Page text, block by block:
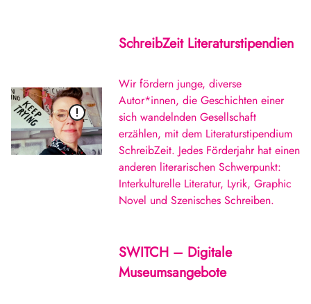
SchreibZeit Literaturstipendien
Wir fördern junge, diverse
Autor*innen, die Geschichten einer
sich wandelnden Gesellschaft
erzählen, mit dem Literaturstipendium
SchreibZeit. Jedes Förderjahr hat einen
anderen literarischen Schwerpunkt:
Interkulturelle Literatur, Lyrik, Graphic
Novel und Szenisches Schreiben.
SWITCH – Digitale
Museumsangebote